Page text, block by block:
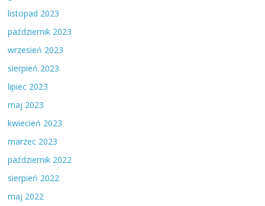
listopad 2023
październik 2023
wrzesień 2023
sierpień 2023
lipiec 2023
maj 2023
kwiecień 2023
marzec 2023
październik 2022
sierpień 2022
maj 2022